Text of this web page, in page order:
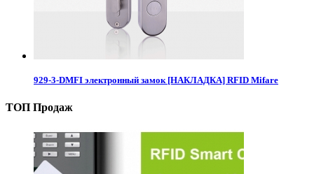
929-3-DMFI электронный замок [НАКЛАДКА] RFID Mifare
ТОП Продаж